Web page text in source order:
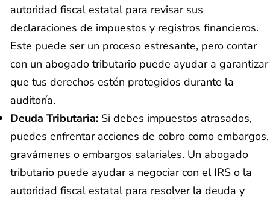
autoridad fiscal estatal para revisar sus
declaraciones de impuestos y registros financieros.
Este puede ser un proceso estresante, pero contar
con un abogado tributario puede ayudar a garantizar
que tus derechos estén protegidos durante la
auditoría.
Deuda Tributaria: Si debes impuestos atrasados,
puedes enfrentar acciones de cobro como embargos,
gravámenes o embargos salariales. Un abogado
tributario puede ayudar a negociar con el IRS o la
autoridad fiscal estatal para resolver la deuda y